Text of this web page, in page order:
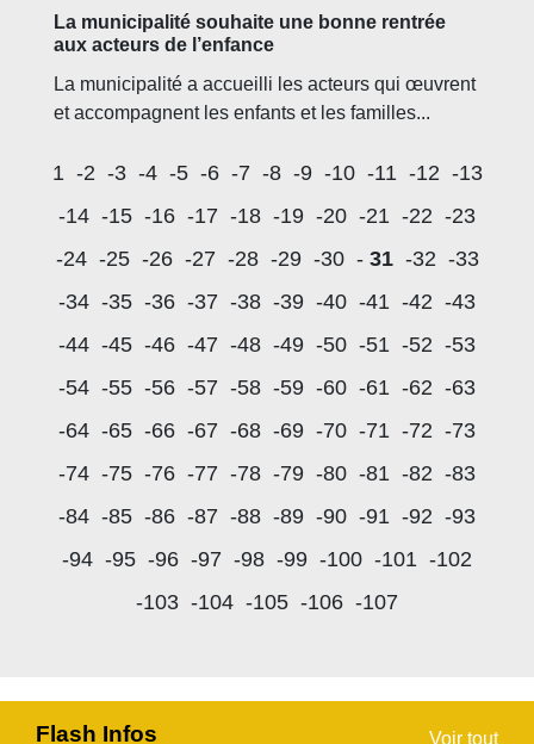
La municipalité souhaite une bonne rentrée
aux acteurs de l’enfance
La municipalité a accueilli les acteurs qui œuvrent
et accompagnent les enfants et les familles...
1 -2 -3 -4 -5 -6 -7 -8 -9 -10 -11 -12 -13
-14 -15 -16 -17 -18 -19 -20 -21 -22 -23
-24 -25 -26 -27 -28 -29 -30 - 31 -32 -33
-34 -35 -36 -37 -38 -39 -40 -41 -42 -43
-44 -45 -46 -47 -48 -49 -50 -51 -52 -53
-54 -55 -56 -57 -58 -59 -60 -61 -62 -63
-64 -65 -66 -67 -68 -69 -70 -71 -72 -73
-74 -75 -76 -77 -78 -79 -80 -81 -82 -83
-84 -85 -86 -87 -88 -89 -90 -91 -92 -93
-94 -95 -96 -97 -98 -99 -100 -101 -102
-103 -104 -105 -106 -107
Flash Infos Voir tout